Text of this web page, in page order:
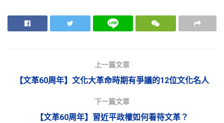
上一篇文章
【文革60周年】文化大革命時期有爭議的12位文化名人
下一篇文章
【文革60周年】習近平政權如何看待文革？